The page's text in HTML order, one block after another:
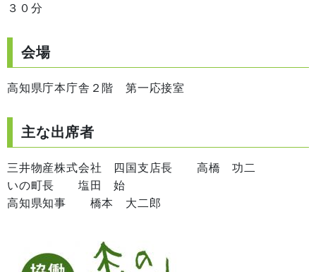
３０分
会場
高知県庁本庁舎２階 第一応接室
主な出席者
三井物産株式会社 四国支店長 高橋 功二
いの町長 塩田 始
高知県知事 橋本 大二郎